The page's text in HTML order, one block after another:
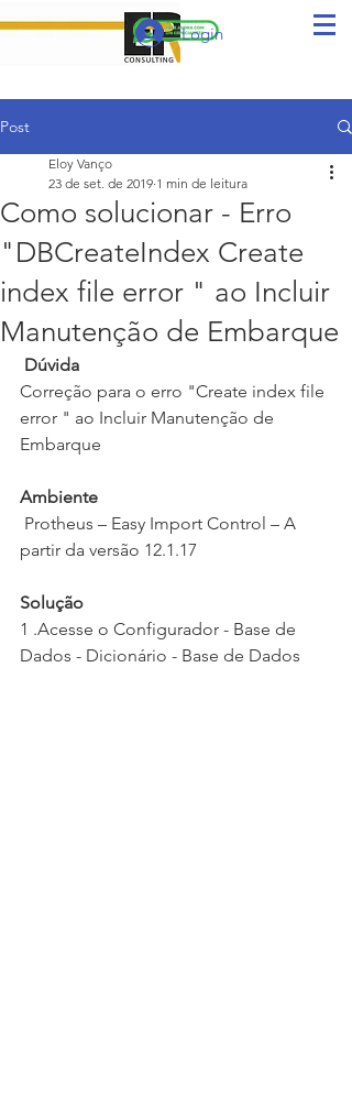
Login
Post
Como solucionar - Erro
"DBCreateIndex Create
index file error " ao Incluir
Manutenção de Embarque
Eloy Vanço
23 de set. de 2019 1 min de leitura
Dúvida
Correção para o erro "Create index file
error " ao Incluir Manutenção de
Embarque
Ambiente
partir da versão 12.1.17
Solução
1 .Acesse o Configurador - Base de
Dados - Dicionário - Base de Dados